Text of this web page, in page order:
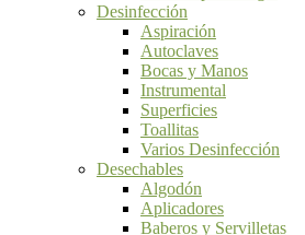
Desinfección
Aspiración
Autoclaves
Bocas y Manos
Instrumental
Superficies
Toallitas
Varios Desinfección
Desechables
Algodón
Aplicadores
Baberos y Servilletas